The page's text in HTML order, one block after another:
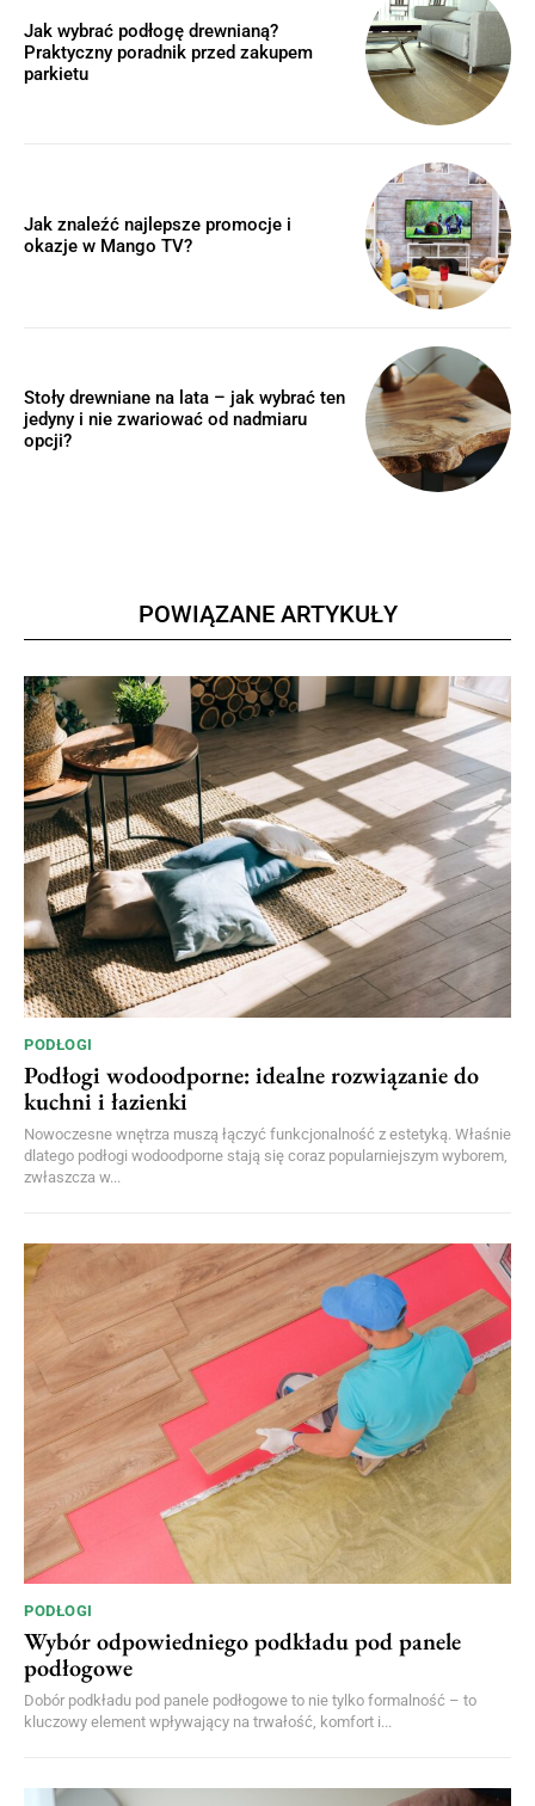
Jak wybrać podłogę drewnianą?
Praktyczny poradnik przed zakupem
parkietu
Jak znaleźć najlepsze promocje i
okazje w Mango TV?
Stoły drewniane na lata – jak wybrać ten
jedyny i nie zwariować od nadmiaru
opcji?
POWIĄZANE ARTYKUŁY
PODŁOGI
Podłogi wodoodporne: idealne rozwiązanie do
kuchni i łazienki
Nowoczesne wnętrza muszą łączyć funkcjonalność z estetyką. Właśnie
dlatego podłogi wodoodporne stają się coraz popularniejszym wyborem,
zwłaszcza w...
PODŁOGI
Wybór odpowiedniego podkładu pod panele
podłogowe
Dobór podkładu pod panele podłogowe to nie tylko formalność – to
kluczowy element wpływający na trwałość, komfort i...